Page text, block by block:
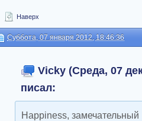
Наверх
Суббота, 07 января 2012, 18:46:36
Vicky (Среда, 07
писал:
Happiness,